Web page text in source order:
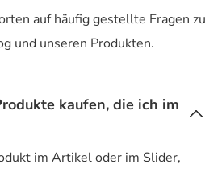
auf häufig gestellte Fragen zu
und unseren Produkten.
kaufen, die ich im
im Artikel oder im Slider,